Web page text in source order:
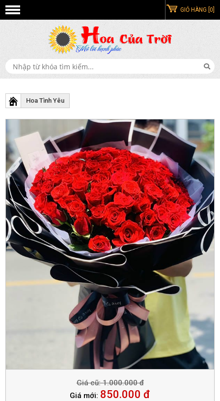
GIỎ HÀNG [0]
Hoa Tình Yêu
Giá cũ: 1.000.000 đ
Giá mới: 850.000 đ